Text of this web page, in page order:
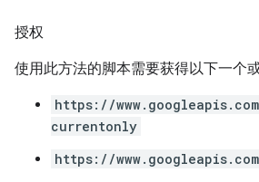
授权
使用此方法的脚本需要获得以下一个
https://
currentonly
https://